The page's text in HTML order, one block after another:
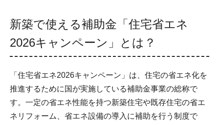
新築で使える補助金「住宅省エネ
2026キャンペーン」とは？
「住宅省エネ2026キャンペーン」は、住宅の省エネ化を
推進するために国が実施している補助金事業の総称で
す。一定の省エネ性能を持つ新築住宅や既存住宅の省エ
ネリフォーム、省エネ設備の導入に補助を行う制度で